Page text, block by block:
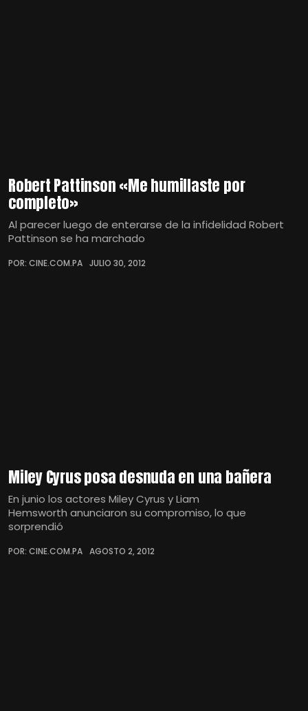
Robert Pattinson «Me humillaste por
completo»
Al parecer luego de enterarse de la infidelidad Robert
Pattinson se ha marchado
POR: CINE.COM.PA JULIO 30, 2012
Miley Cyrus posa desnuda en una bañera
En junio los actores Miley Cyrus y Liam
Hemsworth anunciaron su compromiso, lo que
sorprendió
POR: CINE.COM.PA AGOSTO 2, 2012